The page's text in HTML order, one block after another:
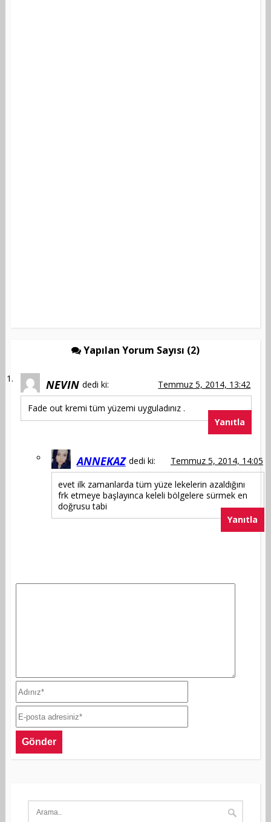
Yapılan Yorum Sayısı (2)
NEVIN dedi ki: Temmuz 5, 2014, 13:42
Fade out kremi tüm yüzemi uyguladınız .
Yanıtla
ANNEKAZ dedi ki: Temmuz 5, 2014, 14:05
evet ilk zamanlarda tüm yüze lekelerin azaldığını
frk etmeye başlayınca keleli bölgelere sürmek en
doğrusu tabi
Yanıtla